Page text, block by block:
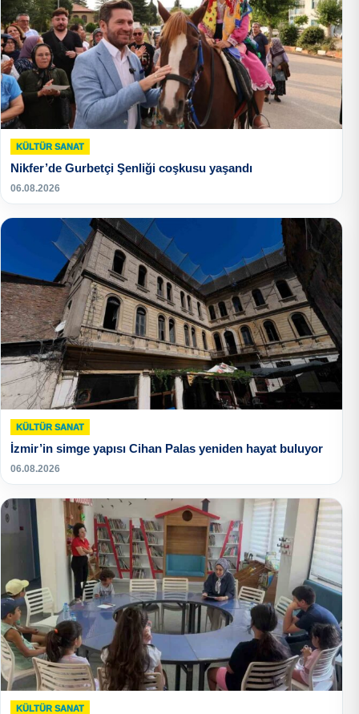
KÜLTÜR SANAT
Nikfer’de Gurbetçi Şenliği coşkusu yaşandı
06.08.2026
KÜLTÜR SANAT
İzmir’in simge yapısı Cihan Palas yeniden hayat buluyor
06.08.2026
KÜLTÜR SANAT